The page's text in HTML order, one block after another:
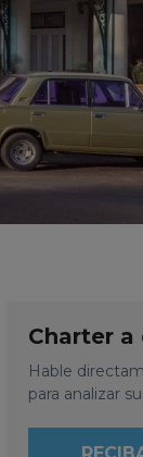
Charter
Hable
para analizar